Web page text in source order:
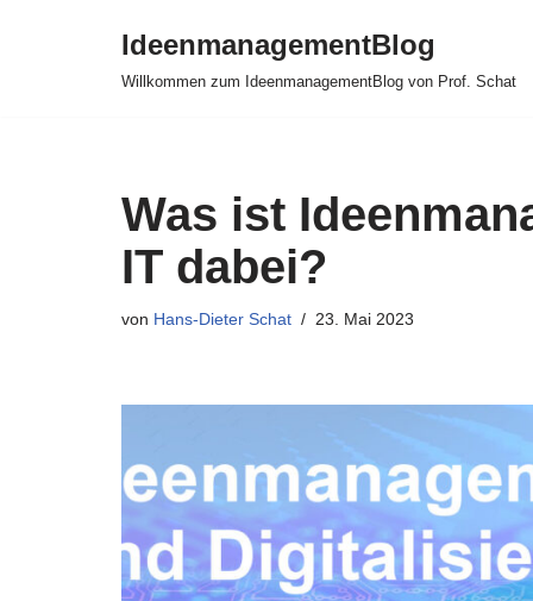
IdeenmanagementBlog
Willkommen zum IdeenmanagementBlog von Prof. Schat
Was ist
IT dabei?
von Hans-Dieter Schat 23. Mai 2023